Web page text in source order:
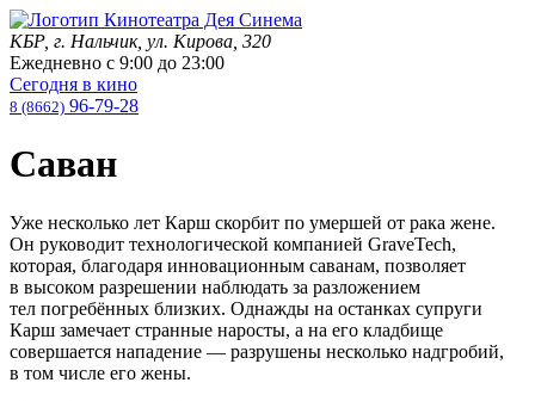
КБР, г. Нальчик, ул. Кирова, 320
Ежедневно с 9:00 до 23:00
Сегодня в кино
8 (8662) 96-79-28
Саван
Уже несколько лет Карш скорбит по умершей от рака жене.
Он руководит технологической компанией GraveTech,
которая, благодаря инновационным саванам, позволяет
в высоком разрешении наблюдать за разложением
тел погребённых близких. Однажды на останках супруги
Карш замечает странные наросты, а на его кладбище
совершается нападение — разрушены несколько надгробий,
в том числе его жены.